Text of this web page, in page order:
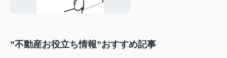
”不動産お役立ち情報”おすすめ記事